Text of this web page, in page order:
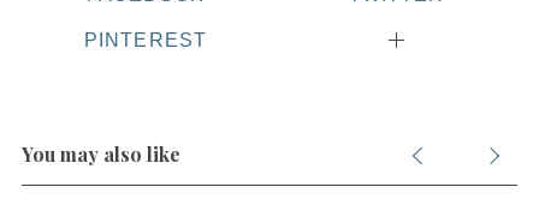
PINTEREST
You may also like
e